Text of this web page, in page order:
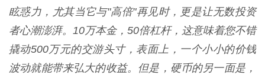
眩惑力，尤其当它与"高倍"再见时，更是让无数投资
者心潮澎湃。10万本金，50倍杠杆，这意味着您不错
撬动500万元的交游头寸，表面上，一个小小的价钱
波动就能带来弘大的收益。但是，硬币的另一面是，